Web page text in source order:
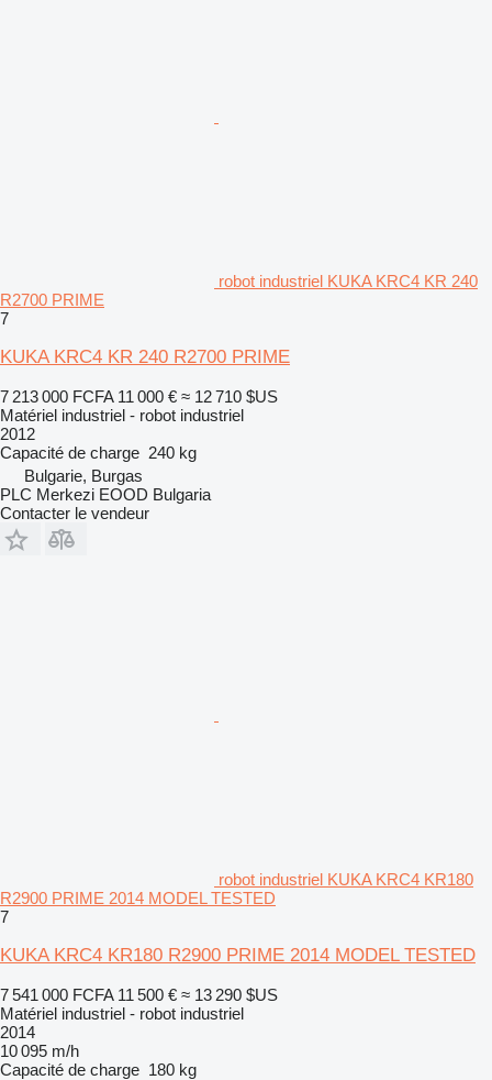
robot industriel KUKA KRC4 KR 240
R2700 PRIME
7
KUKA KRC4 KR 240 R2700 PRIME
7 213 000 FCFA 11 000 € ≈ 12 710 $US
Matériel industriel - robot industriel
2012
Capacité de charge 240 kg
Bulgarie, Burgas
PLC Merkezi EOOD Bulgaria
Contacter le vendeur
robot industriel KUKA KRC4 KR180
R2900 PRIME 2014 MODEL TESTED
7
KUKA KRC4 KR180 R2900 PRIME 2014 MODEL TESTED
7 541 000 FCFA 11 500 € ≈ 13 290 $US
Matériel industriel - robot industriel
2014
10 095 m/h
Capacité de charge 180 kg